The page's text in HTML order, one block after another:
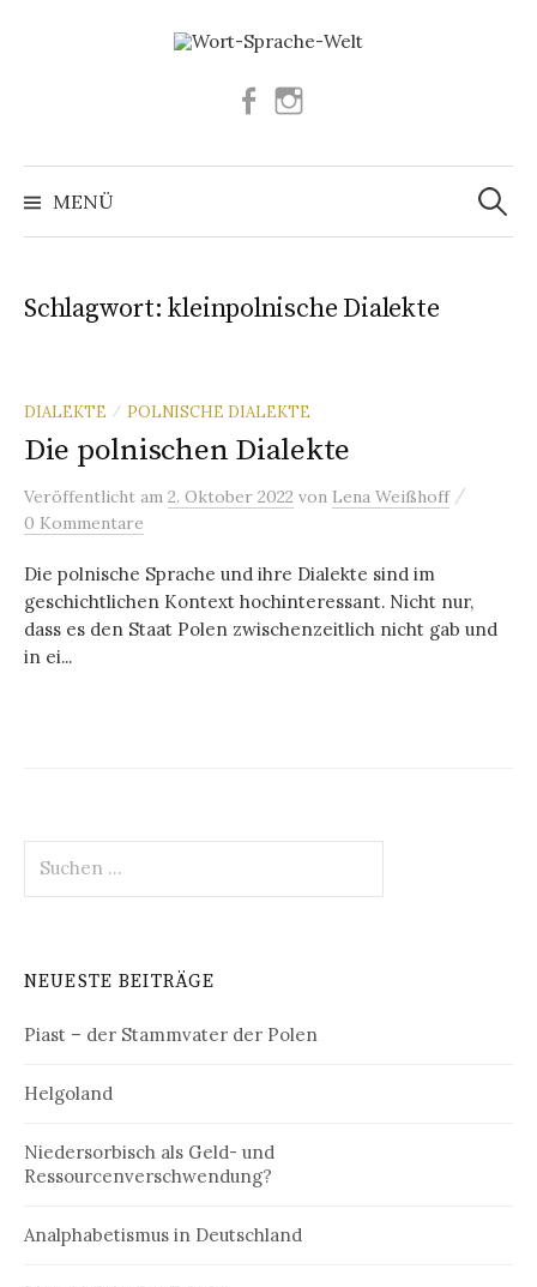
Facebook
MENÜ
Suchen
nach:
Schlagwort:kleinpolnische Dialekte
DIALEKTE / POLNISCHE DIALEKTE
Die polnischen Dialekte
Veröffentlicht am 2. Oktober 2022 von Lena Weißhoff /
0 Kommentare
Die polnische Sprache und ihre Dialekte sind im
geschichtlichen Kontext hochinteressant. Nicht nur,
dass es den Staat Polen zwischenzeitlich nicht gab und
in ei...
nach:
NEUESTE BEITRÄGE
Piast – der Stammvater der Polen
Helgoland
Niedersorbisch als Geld- und
Ressourcenverschwendung?
Analphabetismus in Deutschland